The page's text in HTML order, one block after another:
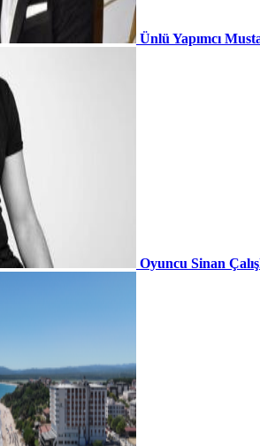
Ünlü Yapımcı
Oyuncu Sinan